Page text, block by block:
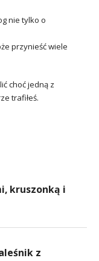
nie tylko o
przynieść wiele
choć jedną z
trafiłeś.